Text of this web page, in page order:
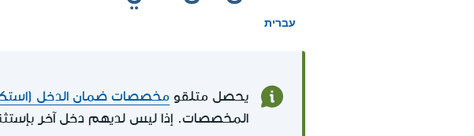
עברית
يحصل متلقو مخصصات ضمان الدخل
المخصصات. إذا ليس لديهم دخل آخر